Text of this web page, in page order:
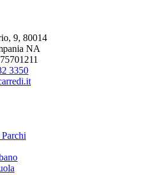
9, 80014
NA
3350